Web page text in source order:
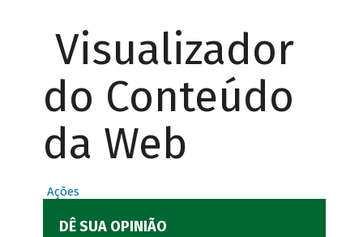
Visualizador
do Conteúdo
da Web
Ações
DÊ SUA OPINIÃO